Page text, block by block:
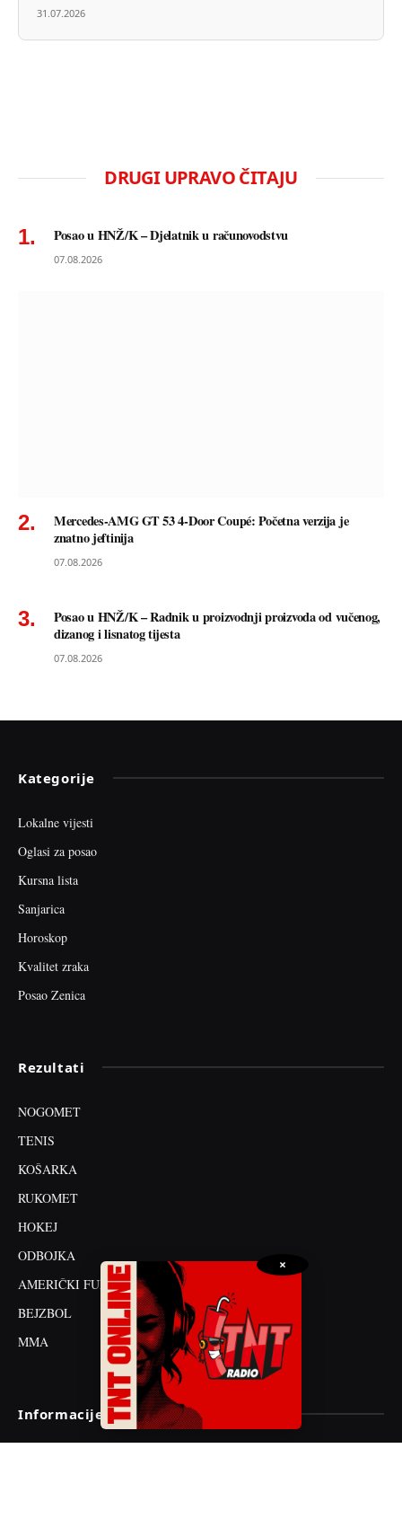
31.07.2026
DRUGI UPRAVO ČITAJU
Posao u HNŽ/K – Djelatnik u računovodstvu
07.08.2026
Mercedes-AMG GT 53 4-Door Coupé: Početna verzija je
znatno jeftinija
07.08.2026
Posao u HNŽ/K – Radnik u proizvodnji proizvoda od vučenog,
dizanog i lisnatog tijesta
07.08.2026
Kategorije
Lokalne vijesti
Oglasi za posao
Kursna lista
Sanjarica
Horoskop
Kvalitet zraka
Posao Zenica
Rezultati
NOGOMET
TENIS
KOŠARKA
RUKOMET
HOKEJ
ODBOJKA
AMERIČKI FUDBAL
BEJZBOL
MMA
Informacije
×